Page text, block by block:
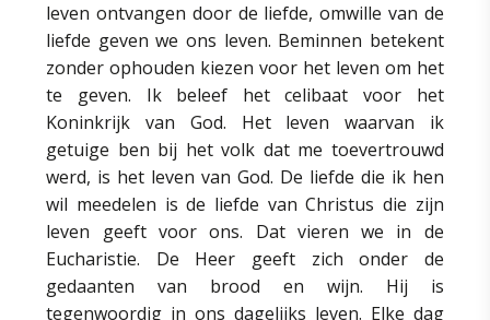
leven ontvangen door de liefde, omwille van de
liefde geven we ons leven. Beminnen betekent
zonder ophouden kiezen voor het leven om het
te geven. Ik beleef het celibaat voor het
Koninkrijk van God. Het leven waarvan ik
getuige ben bij het volk dat me toevertrouwd
werd, is het leven van God. De liefde die ik hen
wil meedelen is de liefde van Christus die zijn
leven geeft voor ons. Dat vieren we in de
Eucharistie. De Heer geeft zich onder de
gedaanten van brood en wijn. Hij is
tegenwoordig in ons dagelijks leven. Elke dag